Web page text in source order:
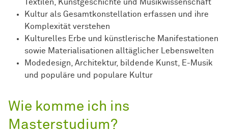
Textilen, Kunstgeschichte und Musikwissenschaft
Kultur als Gesamtkonstellation erfassen und ihre
Komplexität verstehen
Kulturelles Erbe und künstlerische Manifestationen
sowie Materialisationen alltäglicher Lebenswelten
Modedesign, Architektur, bildende Kunst, E-Musik
und populäre und populare Kultur
Wie komme ich ins
Masterstudium?